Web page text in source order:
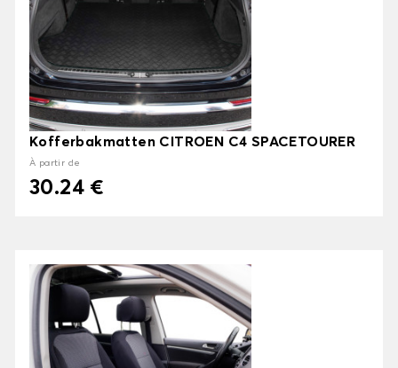
Kofferbakmatten CITROEN C4 SPACETOURER
À partir de
30.24 €